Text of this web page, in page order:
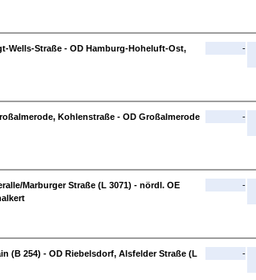
Wells-Straße - OD Hamburg-Hoheluft-Ost,
-
Kohlenstraße - OD Großalmerode
-
Marburger Straße (L 3071) - nördl. OE
-
(B 254) - OD Riebelsdorf, Alsfelder Straße (L
-